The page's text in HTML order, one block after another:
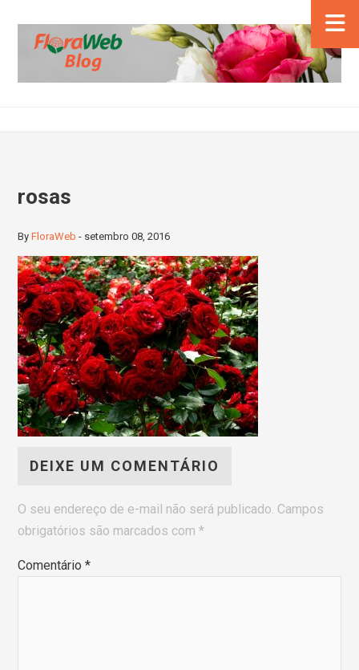
rosas
ByFloraWeb - setembro 08, 2016
DEIXE UM COMENTÁRIO
O seu endereço de e-mail não será publicado. Campos
obrigatórios são marcados com*
Comentário*